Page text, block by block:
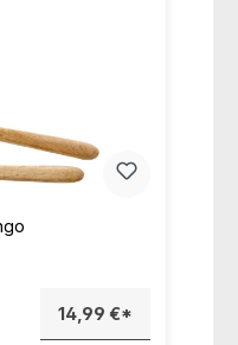
14,99 €*